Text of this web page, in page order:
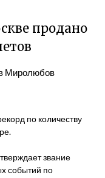
продано
Миролюбов
по количеству
звание
событий по